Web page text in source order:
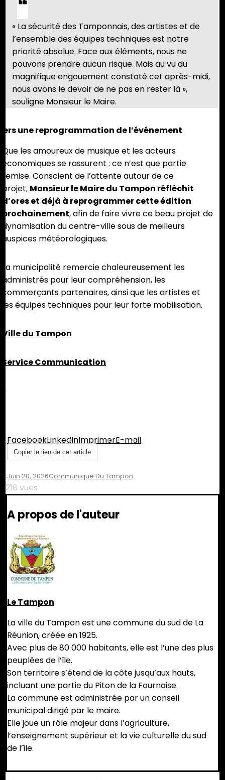
« La sécurité des Tamponnais, des artistes et de
l’ensemble des équipes techniques est notre
priorité absolue. Face aux éléments, nous ne
pouvons prendre aucun risque. Mais au vu du
magnifique engouement constaté cet après-midi,
nous avons le devoir de ne pas en rester là »,
souligne Monsieur le Maire.
une reprogrammation de l’événement
Que les amoureux de musique et les acteurs
économiques se rassurent : ce n’est que partie
remise. Conscient de l’attente autour de ce
projet, Monsieur le Maire du Tampon réfléchit
d’ores et déjà à reprogrammer cette édition
prochainement, afin de faire vivre ce beau projet de
dynamisation du centre-ville sous de meilleurs
auspices météorologiques.
La municipalité remercie chaleureusement les
administrés pour leur compréhension, les
commerçants partenaires, ainsi que les artistes et
les équipes techniques pour leur forte mobilisation.
Ville du Tampon
Service Communication
FacebookLinkedInImprimerE-mail
Copier le lien de cet article
Juin 20, 2026Leave
Comment
ANNULATION
DE
LA
MUSIQUE
Communiqué Du Tampon
218 vues
A propos de l'auteur
Le Tampon
La ville du Tampon est une commune du sud de La
Réunion, créée en 1925.
Avec plus de 80 000 habitants, elle est l’une des plus
peuplées de l’île.
Son territoire s’étend de la côte jusqu’aux hauts,
incluant une partie du Piton de la Fournaise.
La commune est administrée par un conseil
municipal dirigé par le maire.
Elle joue un rôle majeur dans l’agriculture,
l’enseignement supérieur et la vie culturelle du sud
de l’île.